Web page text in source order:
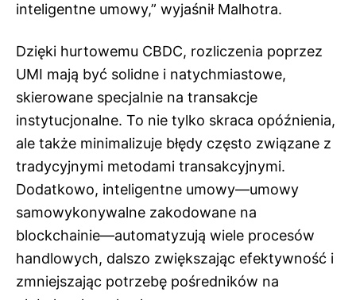
inteligentne umowy,” wyjaśnił Malhotra.
Dzięki hurtowemu CBDC, rozliczenia poprzez
UMI mają być solidne i natychmiastowe,
skierowane specjalnie na transakcje
instytucjonalne. To nie tylko skraca opóźnienia,
ale także minimalizuje błędy często związane z
tradycyjnymi metodami transakcyjnymi.
Dodatkowo, inteligentne umowy—umowy
samowykonywalne zakodowane na
blockchainie—automatyzują wiele procesów
handlowych, dalszo zwiększając efektywność i
zmniejszając potrzebę pośredników na